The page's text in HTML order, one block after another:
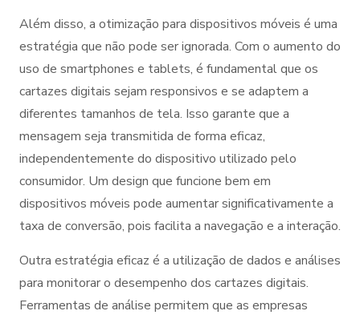
Além disso, a otimização para dispositivos móveis é uma
estratégia que não pode ser ignorada. Com o aumento do
uso de smartphones e tablets, é fundamental que os
cartazes digitais sejam responsivos e se adaptem a
diferentes tamanhos de tela. Isso garante que a
mensagem seja transmitida de forma eficaz,
independentemente do dispositivo utilizado pelo
consumidor. Um design que funcione bem em
dispositivos móveis pode aumentar significativamente a
taxa de conversão, pois facilita a navegação e a interação.
Outra estratégia eficaz é a utilização de dados e análises
para monitorar o desempenho dos cartazes digitais.
Ferramentas de análise permitem que as empresas